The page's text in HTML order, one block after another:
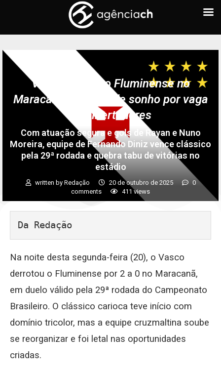
Vasco supera o Fluminense no
Maracanã e reacende sonho por vaga
na Libertadores
Com atuação segura e gols de Rayan e Nuno
Moreira, equipe de Fernando Diniz vence clássico
pela 29ª rodada e quebra tabu de vitórias no
estádio
written by Redação 20 de outubro de 2025
0
comments
411 views
Da Redação
Na noite desta segunda-feira (20), o Vasco
derrotou o Fluminense por 2 a 0 no Maracanã,
em duelo válido pela 29ª rodada do Campeonato
Brasileiro. O clássico carioca teve início com
domínio tricolor, mas a equipe cruzmaltina soube
se reorganizar e foi letal nas oportunidades
criadas.